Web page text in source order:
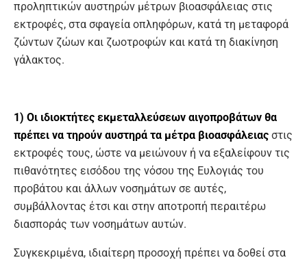
προληπτικών αυστηρών μέτρων βιοασφάλειας στις
εκτροφές, στα σφαγεία οπληφόρων, κατά τη μεταφορά
ζώντων ζώων και ζωοτροφών και κατά τη διακίνηση
γάλακτος.
1) Οι ιδιοκτήτες εκμεταλλεύσεων αιγοπροβάτων θα
πρέπει να τηρούν αυστηρά τα μέτρα βιοασφάλειας στις
εκτροφές τους, ώστε να μειώνουν ή να εξαλείφουν τις
πιθανότητες εισόδου της νόσου της Ευλογιάς του
προβάτου και άλλων νοσημάτων σε αυτές,
συμβάλλοντας έτσι και στην αποτροπή περαιτέρω
διασποράς των νοσημάτων αυτών.
Συγκεκριμένα, ιδιαίτερη προσοχή πρέπει να δοθεί στα